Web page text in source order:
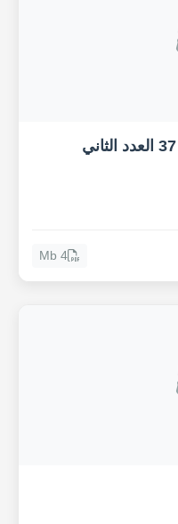
مجلة الألكسو التربوية المجلّد 37 العدد الثاني
4 Mb